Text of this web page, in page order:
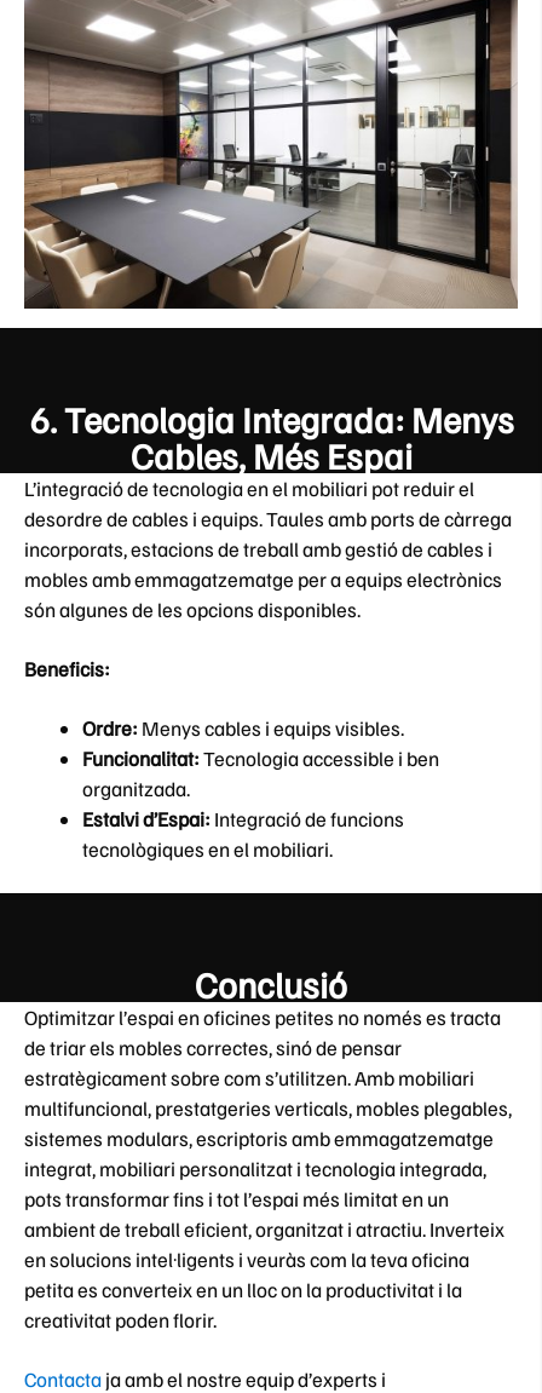
6.Tecnologia Integrada: Menys
Cables, Més Espai
L’integració de tecnologia en el mobiliari pot reduir el
desordre de cables i equips. Taules amb ports de càrrega
incorporats, estacions de treball amb gestió de cables i
mobles amb emmagatzematge per a equips electrònics
són algunes de les opcions disponibles.
Beneficis:
Ordre: Menys cables i equips visibles.
Funcionalitat:Tecnologia accessible i ben
organitzada.
Estalvi d’Espai: Integració de funcions
tecnològiques en el mobiliari.
Conclusió
Optimitzar l’espai en oficines petites no només es tracta
de triar els mobles correctes, sinó de pensar
estratègicament sobre com s’utilitzen. Amb mobiliari
multifuncional, prestatgeries verticals, mobles plegables,
sistemes modulars, escriptoris amb emmagatzematge
integrat, mobiliari personalitzat i tecnologia integrada,
pots transformar fins i tot l’espai més limitat en un
ambient de treball eficient, organitzat i atractiu. Inverteix
en solucions intel·ligents i veuràs com la teva oficina
petita es converteix en un lloc on la productivitat i la
creativitat poden florir.
Contactaja amb el nostre equip d’experts i